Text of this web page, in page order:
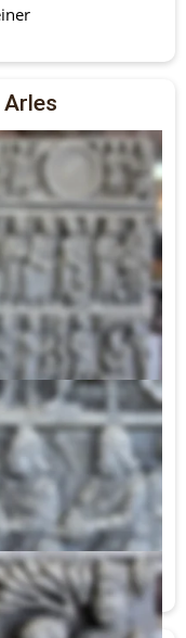
frühchristlicher
aus dem Jahr
Szenen aus
So wird
in orientalischen
bringen ihre
Christuskind dar.
der rechten Hand
hat.
verschiedenen
oder
Kerker: Petrus
entspringen und
aus dieser
Museum von